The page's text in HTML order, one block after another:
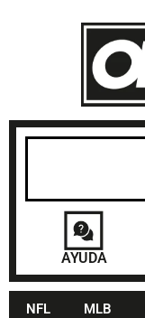
AYUDA
NFL MLB